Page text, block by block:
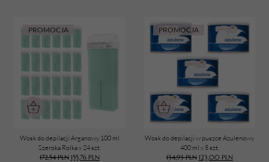
PROMOCJA
Wosk do depilacji Arganowy 100 ml
Szeroka Rolka x 24 szt.
172,54PLN 155,76 PLN
PROMOCJA
Wosk do depilacji w puszce Azulenowy
400 ml x 5 szt.
134,93PLN 123,00 PLN